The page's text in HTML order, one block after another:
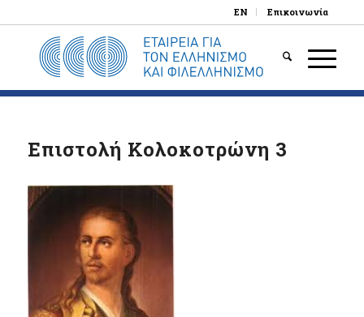
EN Επικοινωνία
Επιστολή Κολοκοτρώνη 3